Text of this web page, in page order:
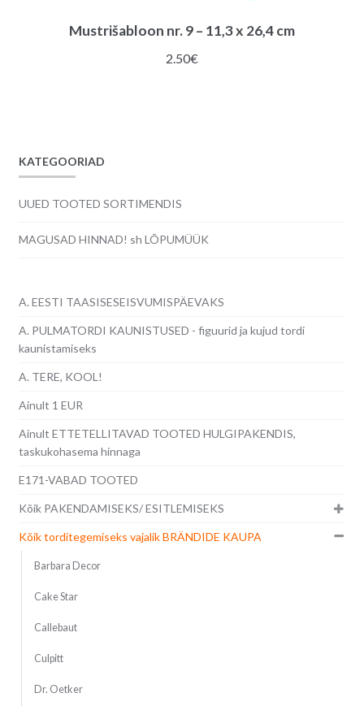
Mustrišabloon nr. 9 – 11,3 x 26,4 cm
2.50€
KATEGOORIAD
UUED TOOTED SORTIMENDIS
MAGUSAD HINNAD! sh LÕPUMÜÜK
A. EESTI TAASISESEISVUMISPÄEVAKS
A. PULMATORDI KAUNISTUSED - figuurid ja kujud tordi
kaunistamiseks
A. TERE, KOOL!
Ainult 1 EUR
Ainult ETTETELLITAVAD TOOTED HULGIPAKENDIS,
taskukohasema hinnaga
E171-VABAD TOOTED
Kõik PAKENDAMISEKS/ ESITLEMISEKS
Kõik torditegemiseks vajalik BRÄNDIDE KAUPA
Barbara Decor
Cake Star
Callebaut
Culpitt
Dr. Oetker